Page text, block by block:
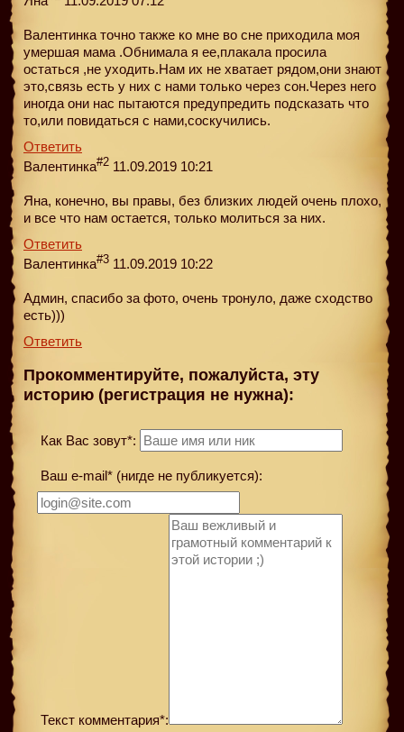
Валентинка точно также ко мне во сне приходила моя
умершая мама .Обнимала я ее,плакала просила
остаться ,не уходить.Нам их не хватает рядом,они знают
это,связь есть у них с нами только через сон.Через него
иногда они нас пытаются предупредить подсказать что
то,или повидаться с нами,соскучились.
Ответить
Валентинка#2 11.09.2019 10:21
Яна, конечно, вы правы, без близких людей очень плохо,
и все что нам остается, только молиться за них.
Ответить
Валентинка#3 11.09.2019 10:22
Админ, спасибо за фото, очень тронуло, даже сходство
есть)))
Ответить
Прокомментируйте, пожалуйста, эту
историю (регистрация не нужна):
Как Вас зовут*:
Ваш e-mail* (нигде не публикуется):
Текст комментария*: